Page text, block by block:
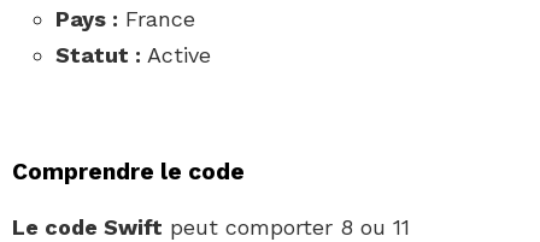
Pays : France
Statut : Active
Comprendre le code
Le code Swift peut comporter 8 ou 11